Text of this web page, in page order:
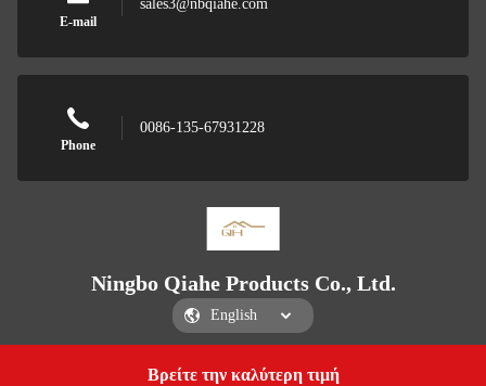
Βρείτε την καλύτερη τιμή
E-mail
sales3@nbqiahe.com
Phone
0086-135-67931228
Ningbo Qiahe Products Co., Ltd.
Ningbo Qiahe Products Co., Ltd.
Get a Quote